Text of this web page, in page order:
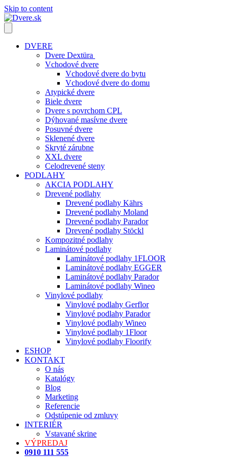
Skip to content
DVERE
Dvere Dextüra
Vchodové dvere
Vchodové dvere do bytu
Vchodové dvere do domu
Atypické dvere
Biele dvere
Dvere s povrchom CPL
Dýhované masívne dvere
Posuvné dvere
Sklenené dvere
Skryté zárubne
XXL dvere
Celodrevené steny
PODLAHY
AKCIA PODLAHY
Drevené podlahy
Drevené podlahy Kährs
Drevené podlahy Moland
Drevené podlahy Parador
Drevené podlahy Stöckl
Kompozitné podlahy
Laminátové podlahy
Laminátové podlahy 1FLOOR
Laminátové podlahy EGGER
Laminátové podlahy Parador
Laminátové podlahy Wineo
Vinylové podlahy
Vinylové podlahy Gerflor
Vinylové podlahy Parador
Vinylové podlahy Wineo
Vinylové podlahy 1Floor
Vinylové podlahy Floorify
ESHOP
KONTAKT
O nás
Katalógy
Blog
Marketing
Referencie
Odstúpenie od zmluvy
INTERIÉR
Vstavané skrine
VÝPREDAJ
0910 111 555